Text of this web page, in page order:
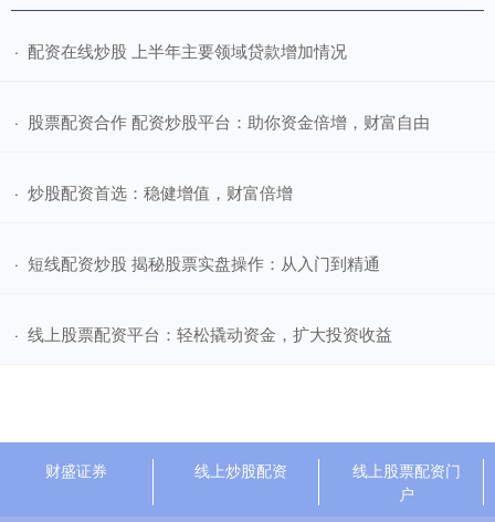
· ​配资在线炒股 上半年主要领域贷款增加情况
· ​股票配资合作 配资炒股平台：助你资金倍增，财富自由
· ​炒股配资首选：稳健增值，财富倍增
· ​短线配资炒股 揭秘股票实盘操作：从入门到精通
· ​线上股票配资平台：轻松撬动资金，扩大投资收益
财盛证券 线上炒股配资
线上股票配资门
户